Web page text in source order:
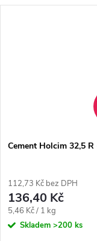
Cement Holcim 32,5 R
112,73 Kč bez DPH
136,40 Kč
Měrná
cena:
5,46 Kč / 1 kg
Skladem >200 ks